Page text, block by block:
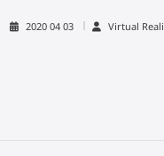
2020 04 03 Virtual